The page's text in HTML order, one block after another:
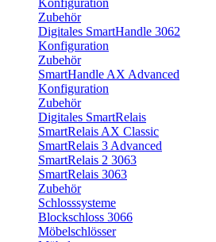
Zubehör
Digitales SmartHandle 3062
Konfiguration
Zubehör
SmartHandle AX Advanced
Konfiguration
Zubehör
Digitales SmartRelais
SmartRelais AX Classic
SmartRelais 3 Advanced
SmartRelais 2 3063
SmartRelais 3063
Zubehör
Schlosssysteme
Blockschloss 3066
Möbelschlösser